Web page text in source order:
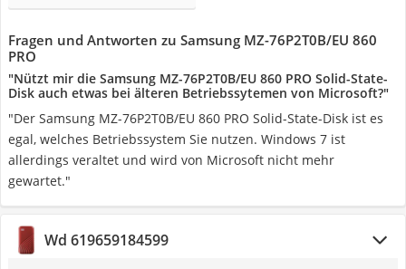
Fragen und Antworten zu Samsung MZ-76P2T0B/EU 860
PRO
"Nützt mir die Samsung MZ-76P2T0B/EU 860 PRO Solid-State-
Disk auch etwas bei älteren Betriebssytemen von Microsoft?"
"Der Samsung MZ-76P2T0B/EU 860 PRO Solid-State-Disk ist es
egal, welches Betriebssystem Sie nutzen. Windows 7 ist
allerdings veraltet und wird von Microsoft nicht mehr
gewartet."
Wd 619659184599